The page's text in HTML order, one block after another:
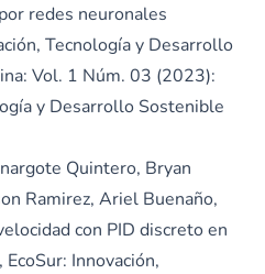
redes neuronales
Tecnología y Desarrollo
Vol. 1 Núm. 03 (2023):
y Desarrollo Sostenible
Quintero, Bryan
Ramirez, Ariel Buenaño,
con PID discreto en
, EcoSur: Innovación,